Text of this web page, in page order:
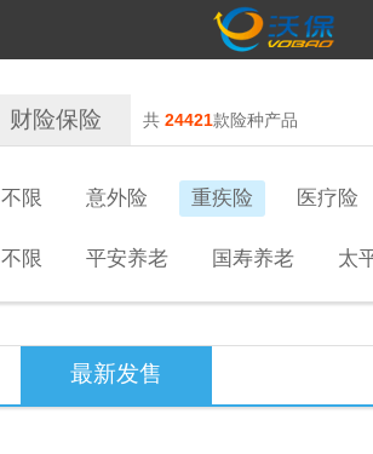
财险保险 共 24421款险种产品
不限 意外险 重疾险 医疗险
不限 平安养老 国寿养老 太
最新发售